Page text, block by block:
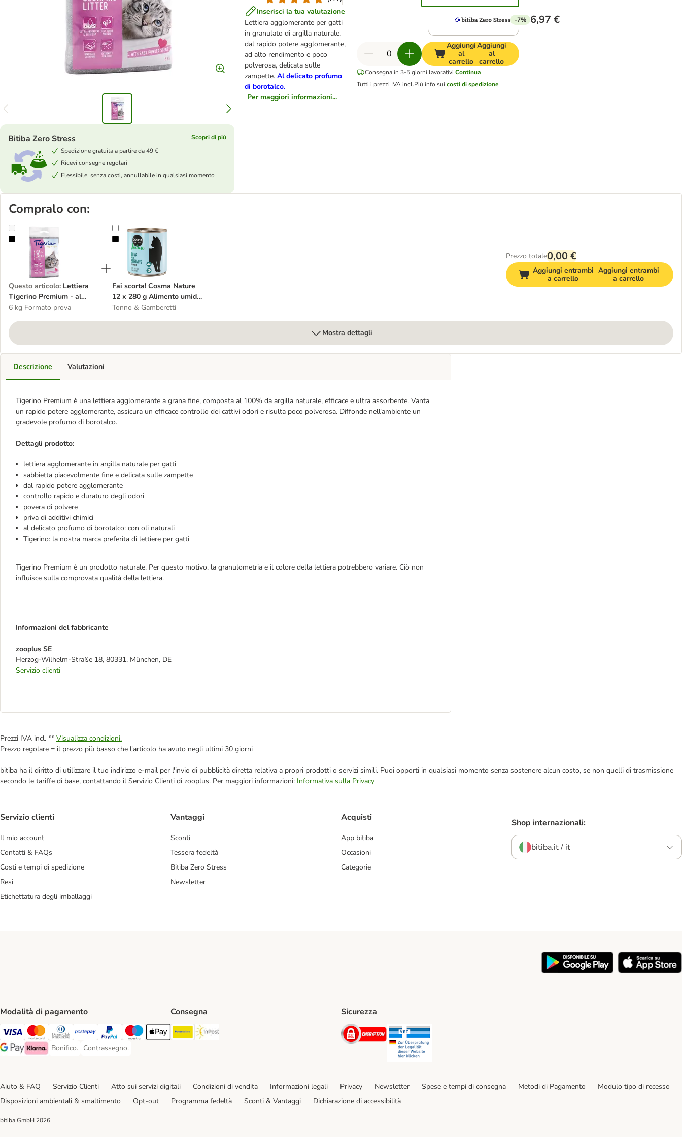
Inserisci la tua valutazione
Lettiera agglomerante per gatti
in granulato di argilla naturale,
dal rapido potere agglomerante,
ad alto rendimento e poco
polverosa, delicata sulle
zampette. Al delicato profumo
di borotalco.
Per maggiori informazioni...
Bitiba Zero Stress
Scopri di più
Spedizione gratuita a partire da 49 €
Ricevi consegne regolari
Flessibile, senza costi, annullabile in qualsiasi momento
-7% 6,97 €
Aggiungi
al
carrello
Aggiungi
al
carrello
Consegna in 3-5 giorni lavorativi Continua
Tutti i prezzi IVA incl.Più info sui costi di spedizione
Compralo con:
Lettiera Tigerino Premium - al borotalco
Questo articolo: Lettiera
Tigerino Premium - al
borotalco
6 kg Formato prova
Fai scorta! Cosma Nature 12 x 280 g Alimento umido per gatti
Fai scorta! Cosma Nature
12 x 280 g Alimento umido
per gatti
Tonno & Gamberetti
Prezzo totale0,00 €
Aggiungi entrambi
a carrello
Aggiungi entrambi
a carrello
Mostra dettagli
Descrizione
Tigerino Premium è una lettiera agglomerante a grana fine, composta al 100% da argilla naturale, efficace e ultra assorbente. Vanta
un rapido potere agglomerante, assicura un efficace controllo dei cattivi odori e risulta poco polverosa. Diffonde nell'ambiente un
gradevole profumo di borotalco.
Dettagli prodotto:
lettiera agglomerante in argilla naturale per gatti
sabbietta piacevolmente fine e delicata sulle zampette
dal rapido potere agglomerante
controllo rapido e duraturo degli odori
povera di polvere
priva di additivi chimici
al delicato profumo di borotalco: con oli naturali
Tigerino: la nostra marca preferita di lettiere per gatti
Tigerino Premium è un prodotto naturale. Per questo motivo, la granulometria e il colore della lettiera potrebbero variare. Ciò non
influisce sulla comprovata qualità della lettiera.
Informazioni del fabbricante
zooplus SE
Herzog-Wilhelm-Straße 18, 80331, München, DE
Servizio clienti
Valutazioni
Prezzi IVA incl. ** Visualizza condizioni.
Prezzo regolare = il prezzo più basso che l'articolo ha avuto negli ultimi 30 giorni
bitiba ha il diritto di utilizzare il tuo indirizzo e-mail per l'invio di pubblicità diretta relativa a propri prodotti o servizi simili. Puoi opporti in qualsiasi momento senza sostenere alcun costo, se non quelli di trasmissione
secondo le tariffe di base, contattando il Servizio Clienti di zooplus. Per maggiori informazioni: Informativa sulla Privacy
Servizio clienti
Il mio account
Contatti & FAQs
Costi e tempi di spedizione
Resi
Etichettatura degli imballaggi
Vantaggi
Sconti
Tessera fedeltà
Bitiba Zero Stress
Newsletter
Acquisti
App bitiba
Occasioni
Categorie
Shop internazionali:
bitiba.it / it
Modalità di pagamento
Visa. Payment Method
Mastercard. Payment Method
Diners Club. Payment Method
Postepay. Payment Method
PayPal. Payment Method
Maestro. Payment Method
Apple pay. Payment Method
Google Pay Payment Method
Klarna Payment Method
Bonifico.
Bonifico. Payment Method
Contrassegno.
Contrassegno. Payment Method
Consegna
Poste Italiane. Shipping Method
Sicurezza
Security
Aiuto & FAQ Servizio Clienti Atto sui servizi digitali Condizioni di vendita Informazioni legali Privacy Newsletter Spese e tempi di consegna Metodi di Pagamento
Modulo tipo di recesso
Disposizioni ambientali & smaltimento
Opt-out Programma fedeltà Sconti & Vantaggi Dichiarazione di accessibilità
bitiba GmbH 2026